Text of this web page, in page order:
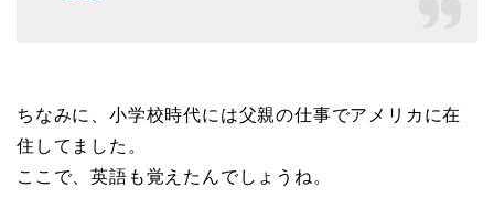
ちなみに、小学校時代には父親の仕事でアメリカに在
住してました。
ここで、英語も覚えたんでしょうね。